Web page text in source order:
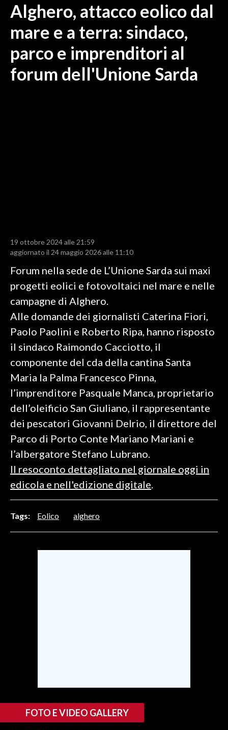
ITALIA
MONDO
POLITICA
ECONOMIA
BASKET
TENNIS
ALTRI SPORT
CULTURA
GOSSIP
SALUTE
SARDEGNA TURISMO
SARDI NEL MONDO
NOTIZIE
EVENTI
Alghero, attacco eolico dal
mare e a terra: sindaco,
parco e imprenditori al
forum dell'Unione Sarda
19 ottobre 2024 alle 21:59
aggiornato il 24 maggio 2026 alle 11:10
Forum nella sede de L’Unione Sarda sui maxi
progetti eolici e fotovoltaici nel mare e nelle
campagne di Alghero.
Alle domande dei giornalisti Caterina Fiori,
Paolo Paolini e Roberto Ripa, hanno risposto
il sindaco Raimondo Cacciotto, il
componente del cda della cantina Santa
Maria la Palma Francesco Pinna,
l’imprenditore Pasquale Manca, proprietario
dell’oleificio San Giuliano, il rappresentante
dei pescatori Giovanni Delrio, il direttore del
Parco di Porto Conte Mariano Mariani e
l’albergatore Stefano Lubrano.
Il resoconto dettagliato nel giornale oggi in
edicola e nell'edizione digitale.
Tags: Eolico alghero
FOTO E VIDEO GALLERY